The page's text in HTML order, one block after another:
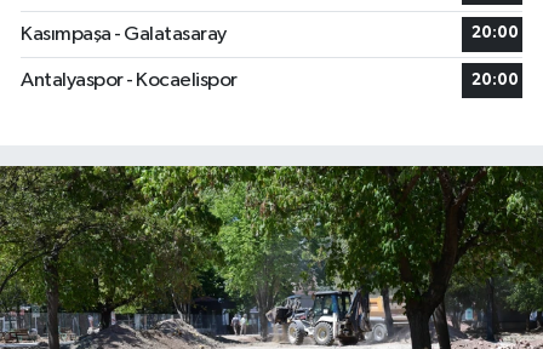
Kasımpaşa - Galatasaray 20:00
Antalyaspor - Kocaelispor 20:00